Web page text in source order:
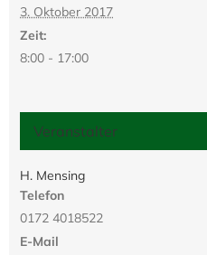
3. Oktober 2017
Zeit:
8:00 - 17:00
Veranstalter
H. Mensing
Telefon
0172 4018522
E-Mail